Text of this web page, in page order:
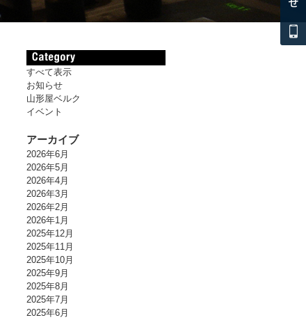
すべて表示
お知らせ
山形屋ベルク
イベント
アーカイブ
2026年6月
2026年5月
2026年4月
2026年3月
2026年2月
2026年1月
2025年12月
2025年11月
2025年10月
2025年9月
2025年8月
2025年7月
2025年6月